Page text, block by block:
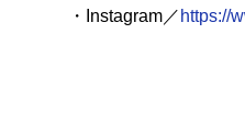
・Instagram／ https://